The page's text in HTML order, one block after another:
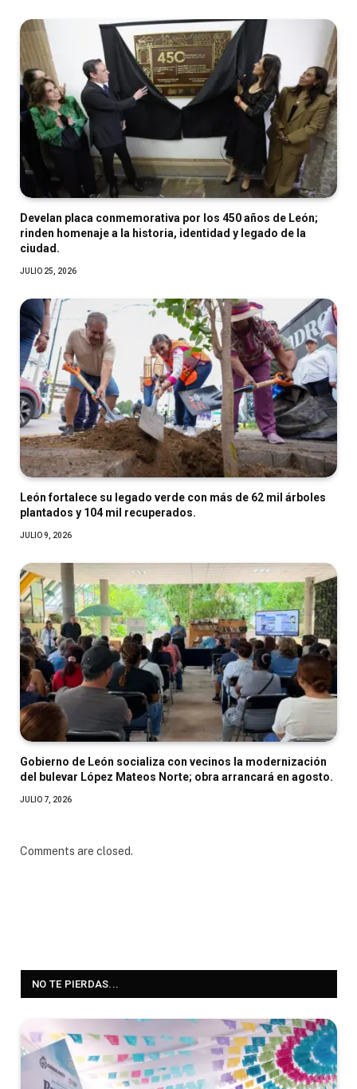
Develan placa conmemorativa por los 450 años de León;
rinden homenaje a la historia, identidad y legado de la
ciudad.
JULIO 25, 2026
León fortalece su legado verde con más de 62 mil árboles
plantados y 104 mil recuperados.
JULIO 9, 2026
Gobierno de León socializa con vecinos la modernización
del bulevar López Mateos Norte; obra arrancará en agosto.
JULIO 7, 2026
Comments are closed.
NO TE PIERDAS...